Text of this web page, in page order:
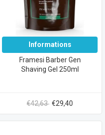
Informations
Framesi Barber Gen
Shaving Gel 250ml
€42,63 €29,40